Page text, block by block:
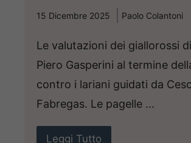
15 Dicembre 2025 Paolo Colantoni
Le valutazioni dei giallorossi
Piero Gasperini al termine
contro i lariani guidati da Cesc
Fabregas. Le pagelle ...
Leggi Tutto